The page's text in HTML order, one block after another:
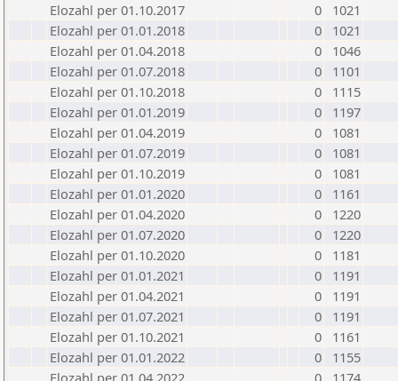
Elozahl per 01.10.2017
0
1021
Elozahl per 01.01.2018
0
1021
Elozahl per 01.04.2018
0
1046
Elozahl per 01.07.2018
0
1101
Elozahl per 01.10.2018
0
1115
Elozahl per 01.01.2019
0
1197
Elozahl per 01.04.2019
0
1081
Elozahl per 01.07.2019
0
1081
Elozahl per 01.10.2019
0
1081
Elozahl per 01.01.2020
0
1161
Elozahl per 01.04.2020
0
1220
Elozahl per 01.07.2020
0
1220
Elozahl per 01.10.2020
0
1181
Elozahl per 01.01.2021
0
1191
Elozahl per 01.04.2021
0
1191
Elozahl per 01.07.2021
0
1191
Elozahl per 01.10.2021
0
1161
Elozahl per 01.01.2022
0
1155
Elozahl per 01.04.2022
0
1174